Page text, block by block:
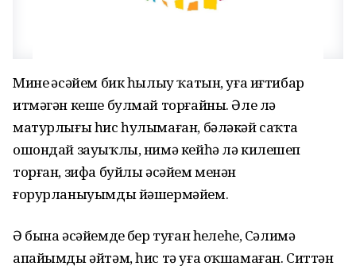
Минең әсәйем бик һылыу ҡатын, уға иғтибар
итмәгән кеше булмай торғайны. Әле лә
матурлығы һис һулымаған, бәләкәй саҡта
ошондай зауыҡлы, нимә кейһә лә килешеп
торған, зифа буйлы әсәйем менән
ғорурланыуымды йәшермәйем.
Ә бына әсәйемдең бер туған һеңлеһе, Сәлимә
апайымды әйтәм, һис тә уға оҡшамаған. Ситтән